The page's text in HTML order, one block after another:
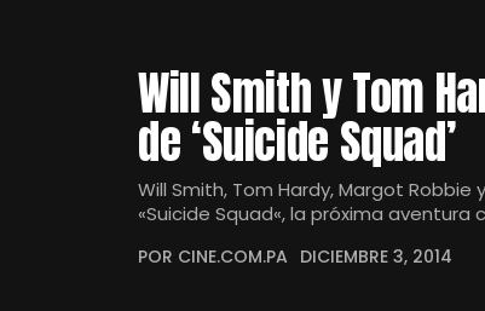
Will Smith y Tom
de ‘Suicide Squad’
Will Smith, Tom Hardy, Margot
«Suicide Squad«, la próxima
POR CINE.COM.PA DICIEMBRE 3, 2014